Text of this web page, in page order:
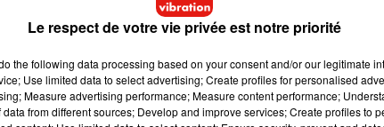
produits d’alternative au tabagisme », a ainsi indiqué
l’usage de la cigarette électronique, même dans la
et de produits de tabac chauffé. La seule possession
à Hong-Kong, comme dans 34 autres pays, selon
Le respect de votre vie privée est notre priorité
the following data processing based on your consent and/or our legitimate
Use limited data to select advertising; Create profiles for personalised
Measure advertising performance; Measure content performance;
from different sources; Develop and improve services; Create profiles to